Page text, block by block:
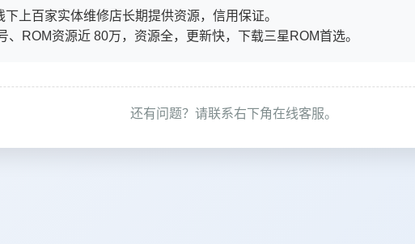
上百家实体维修店长期提供资源，信用保证。
、ROM资源近 80万，资源全，更新快，下载三星ROM首选。
还有问题？请联系右下角在线客服。